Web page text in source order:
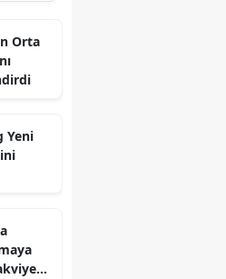
Orta
Yeni